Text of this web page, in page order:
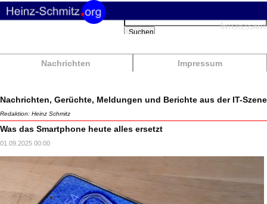
Nachrichten Impressum
Suchbegriffe
Suchen
Nachrichten, Gerüchte, Meldungen und Berichte aus der IT-Szene
Redaktion: Heinz Schmitz
Was das Smartphone heute alles ersetzt
01.09.2025 00:00